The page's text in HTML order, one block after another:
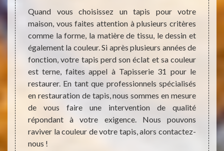
type
un
à
de
tout
Quand vous choisissez un tapis pour votre
maison, vous faites attention à plusieurs critères
comme la forme, la matière de tissu, le dessin et
également la couleur. Si après plusieurs années de
fonction, votre tapis perd son éclat et sa couleur
est terne, faites appel à Tapisserie 31 pour le
restaurer. En tant que professionnels spécialisés
en restauration de tapis, nous sommes en mesure
de vous faire une intervention de qualité
répondant à votre exigence. Nous pouvons
raviver la couleur de votre tapis, alors contactez-
nous !
un.
état
des
en